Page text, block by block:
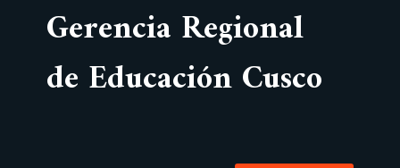
Gerencia Regional
de Educación Cusco